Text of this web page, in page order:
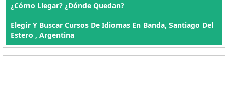
¿Cómo Llegar? ¿Dónde Quedan?
Elegir Y Buscar Cursos De Idiomas En Banda, Santiago Del
Estero , Argentina